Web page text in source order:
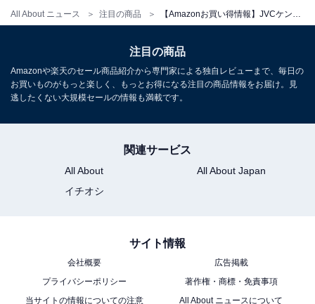
All About ニュース 注目の商品
JVCケンウッド Victor SP-WS02BT Bluetooth スピーカ
ー 小型 最大12時間再生 ステレオペアリング ポータブル
Amazonで見る
注目の商品
Amazonや楽天のセール商品紹介から専門家による独自レビューまで、毎日の
お買いものがもっと楽しく、もっとお得になる注目の商品情報をお届け。見
逃したくない大規模セールの情報も満載です。
関連サービス
All About
All About Japan
イチオシ
サイト情報
会社概要
広告掲載
プライバシーポリシー
著作権・商標・免責事項
当サイトの情報についての注意
All About ニュースについて